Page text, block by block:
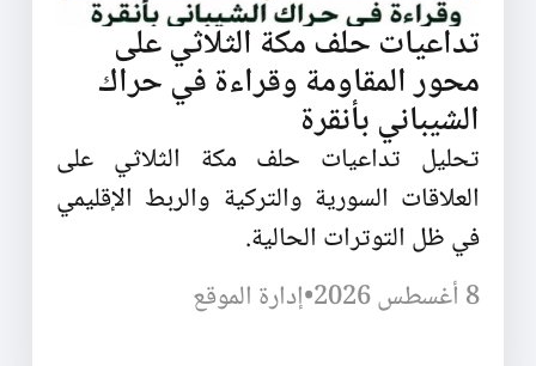
تداعيات حلف مكة الثلاثي على
محور المقاومة وقراءة في حراك
الشيباني بأنقرة
تحليل تداعيات حلف مكة الثلاثي على
العلاقات السورية والتركية والربط الإقليمي
في ظل التوترات الحالية.
8 أغسطس 2026
•إدارة الموقع